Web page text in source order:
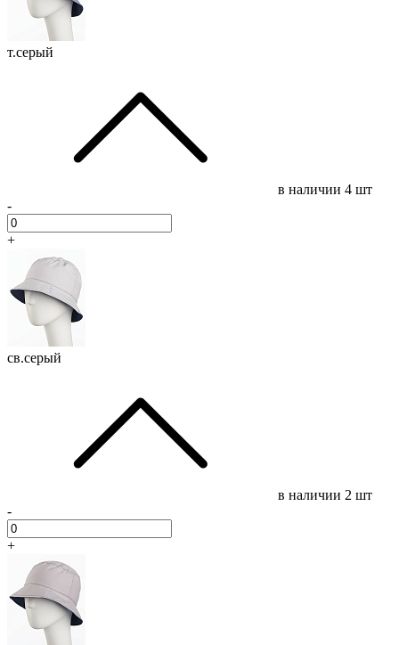
т.серый
в наличии 4 шт
-
+
св.серый
в наличии 2 шт
-
+